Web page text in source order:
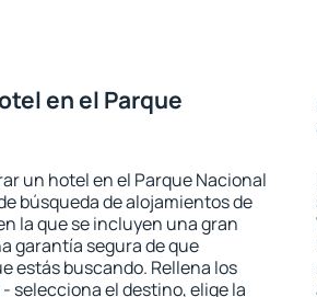
en el Parque
un hotel en el Parque Nacional
búsqueda de alojamientos de
la que se incluyen una gran
garantía segura de que
estás buscando. Rellena los
selecciona el destino, elige la